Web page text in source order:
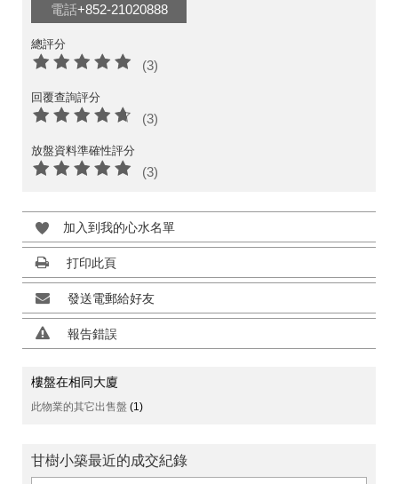
電話+852-21020888
總評分
(3)
回覆查詢評分
(3)
放盤資料準確性評分
(3)
加入到我的心水名單
打印此頁
發送電郵給好友
報告錯誤
樓盤在相同大廈
此物業的其它出售盤 (1)
甘樹小築最近的成交紀錄